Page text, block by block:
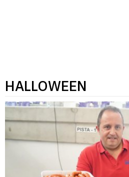
HALLOWEEN